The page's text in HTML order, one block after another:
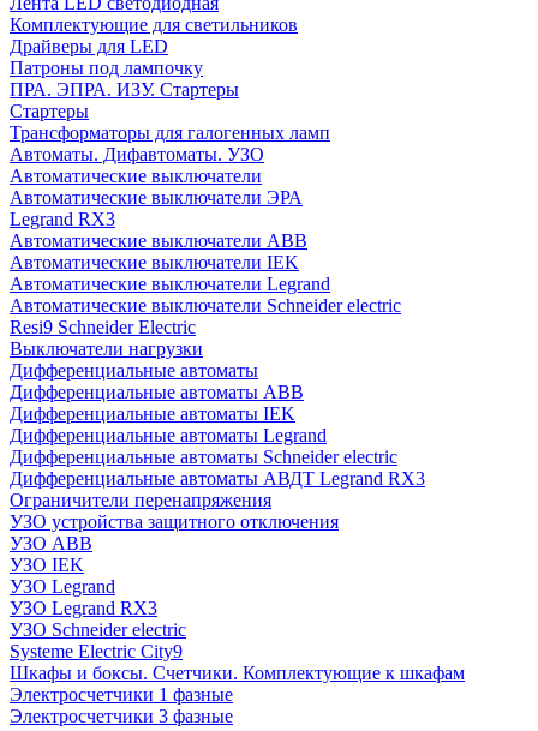
Комплектующие для светильников
Драйверы для LED
Патроны под лампочку
ПРА. ЭПРА. ИЗУ. Стартеры
Стартеры
Трансформаторы для галогенных ламп
Автоматы. Дифавтоматы. УЗО
Автоматические выключатели
Автоматические выключатели ЭРА
Legrand RX3
Автоматические выключатели ABB
Автоматические выключатели IEK
Автоматические выключатели Legrand
Автоматические выключатели Schneider electric
Resi9 Schneider Electric
Выключатели нагрузки
Дифференциальные автоматы
Дифференциальные автоматы ABB
Дифференциальные автоматы IEK
Дифференциальные автоматы Legrand
Дифференциальные автоматы Schneider electric
Дифференциальные автоматы АВДТ Legrand RX3
Ограничители перенапряжения
УЗО устройства защитного отключения
УЗО ABB
УЗО IEK
УЗО Legrand
УЗО Legrand RX3
УЗО Schneider electric
Systeme Electric City9
Шкафы и боксы. Счетчики. Комплектующие к шкафам
Электросчетчики 1 фазные
Электросчетчики 3 фазные